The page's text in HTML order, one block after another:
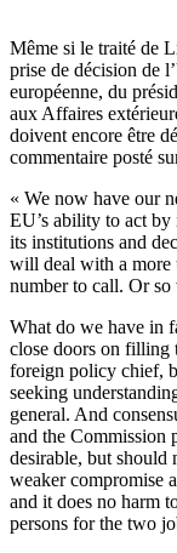
Même si le traité de
prise de décision de
européenne, du
aux Affaires
doivent encore être
commentaire posté
« We now have our
EU’s ability to act
its institutions and
will deal with a more
number to call. Or
What do we have in
close doors on filling
foreign policy chief,
seeking
general. And
and the Commission
desirable, but should
weaker compromise
and it does no harm
persons for the two